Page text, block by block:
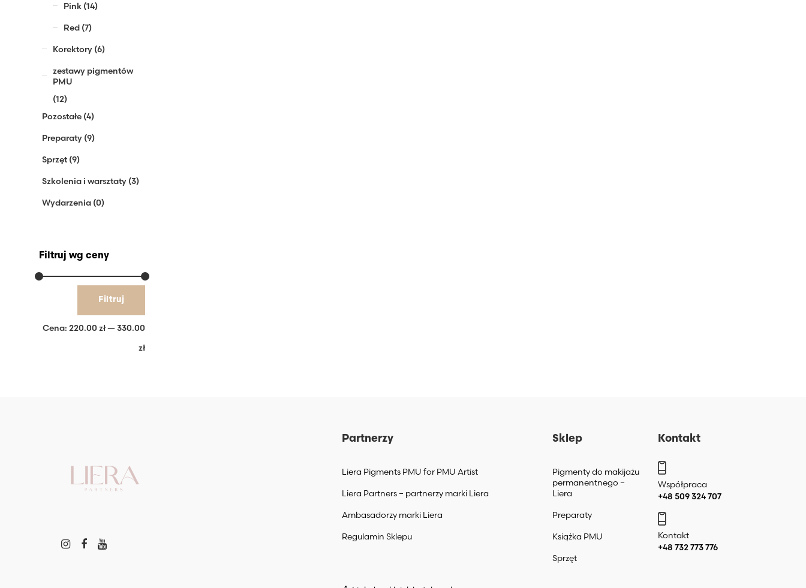
Pink (14)
Red (7)
Korektory (6)
zestawy pigmentów
PMU
(12)
Pozostałe (4)
Preparaty (9)
Sprzęt (9)
Szkolenia i warsztaty (3)
Wydarzenia (0)
Filtruj wg ceny
Filtruj
Cena:220.00 zł—330.00
zł
Partnerzy
Liera Pigments PMU for PMU Artist
Liera Partners – partnerzy marki Liera
Ambasadorzy marki Liera
Regulamin Sklepu
Sklep
Pigmenty do makijażu
permanentnego –
Liera
Preparaty
Książka PMU
Sprzęt
Kontakt
Współpraca
+48 509 324 707
Kontakt
+48 732 773 776